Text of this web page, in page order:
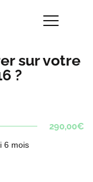
sur votre
?
290,00€
6 mois